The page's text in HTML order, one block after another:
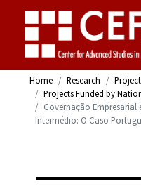
Home Research
Projects Funded by
Governação Empresarial
Intermédio: O Caso